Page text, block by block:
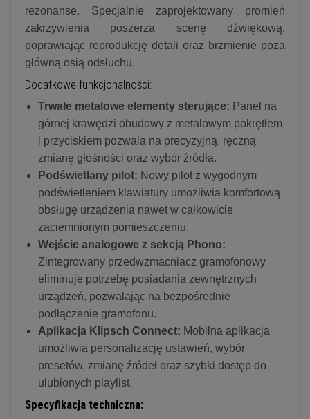
rezonanse. Specjalnie zaprojektowany promień
zakrzywienia poszerza scenę dźwiękową,
poprawiając reprodukcję detali oraz brzmienie poza
główną osią odsłuchu.
Dodatkowe funkcjonalności:
Trwałe metalowe elementy sterujące: Panel na
górnej krawędzi obudowy z metalowym pokrętłem
i przyciskiem pozwala na precyzyjną, ręczną
zmianę głośności oraz wybór źródła.
Podświetlany pilot: Nowy pilot z wygodnym
podświetleniem klawiatury umożliwia komfortową
obsługę urządzenia nawet w całkowicie
zaciemnionym pomieszczeniu.
Wejście analogowe z sekcją Phono:
Zintegrowany przedwzmacniacz gramofonowy
eliminuje potrzebę posiadania zewnętrznych
urządzeń, pozwalając na bezpośrednie
podłączenie gramofonu.
Aplikacja Klipsch Connect: Mobilna aplikacja
umożliwia personalizację ustawień, wybór
presetów, zmianę źródeł oraz szybki dostęp do
ulubionych playlist.
Specyfikacja techniczna: